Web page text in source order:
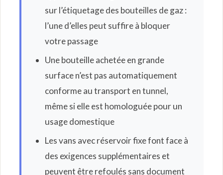
sur l’étiquetage des bouteilles de gaz :
l’une d’elles peut suffire à bloquer
votre passage
Une bouteille achetée en grande
surface n’est pas automatiquement
conforme au transport en tunnel,
même si elle est homologuée pour un
usage domestique
Les vans avec réservoir fixe font face à
des exigences supplémentaires et
peuvent être refoulés sans document